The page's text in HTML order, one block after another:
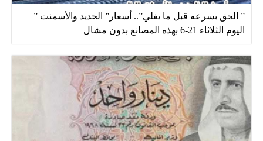
” الحق بسرعه قبل ما يغلي”.. أسعار” الحديد والأسمنت ”
اليوم الثلاثاء 21-6 بهذه المصانع بدون مشال